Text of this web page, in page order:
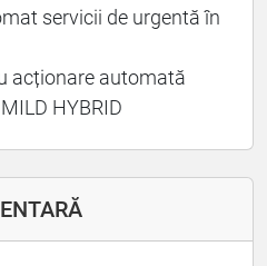
servicii de urgentă în
acționare automată
HYBRID